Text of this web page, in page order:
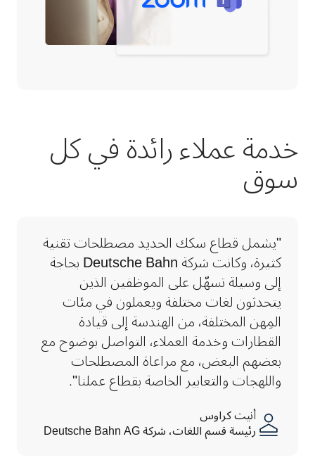
خدمة عملاء رائدة في كل
سوق
واللهجات والتعابير الخاصة بقطاع عملنا".
أنيت كراوس
رئيسة قسم اللغات، شركة Deutsche Bahn AG